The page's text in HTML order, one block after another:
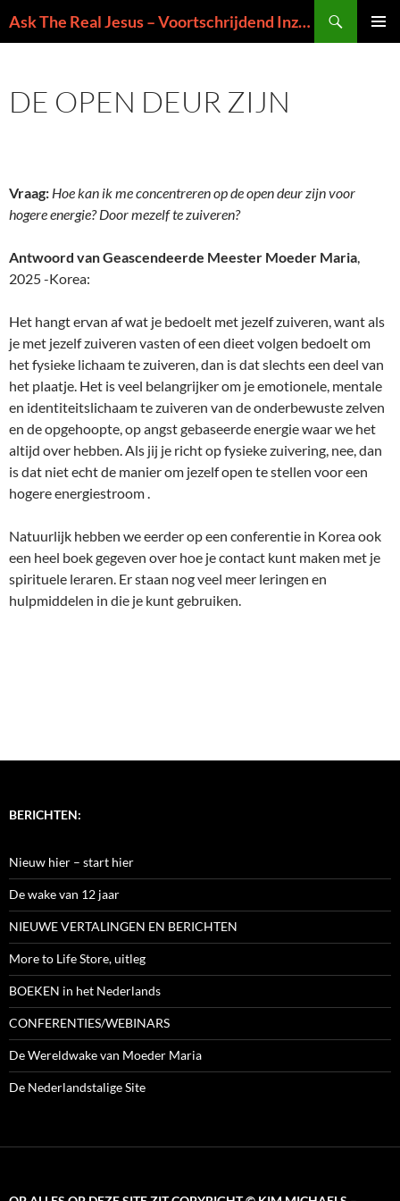
naar
Ask The Real Jesus – Voortschrijdend Inzicht in de Zin van het Leven
DE OPEN DEUR ZIJN
Vraag: Hoe kan ik me concentreren op de open deurzijnvoor
hogere energie? Door mezelf te zuiveren?
Antwoord van Geascendeerde Meester Moeder Maria,
2025 -Korea:
Het hangt ervan af wat je bedoelt met jezelf zuiveren, want als
je met jezelf zuiveren vasten of een dieet volgen bedoelt om
het fysieke lichaam te zuiveren, dan is dat slechts een deel van
het plaatje. Het is veel belangrijker om je emotionele, mentale
en identiteitslichaam te zuiveren van de onderbewuste zelven
en de opgehoopte, op angst gebaseerde energie waar we het
altijd over hebben. Als jij je richt op fysieke zuivering, nee, dan
is dat niet echt de manier om jezelf open te stellen voor een
hogere energiestroom .
Natuurlijk hebben we eerder op een conferentie in Korea ook
een heel boek gegeven over hoe je contact kunt maken met je
spirituele leraren. Er staan nog veel meer leringen en
hulpmiddelen in die je kunt gebruiken.
BERICHTEN:
Nieuw hier – start hier
De wake van 12 jaar
NIEUWE VERTALINGEN EN BERICHTEN
More to Life Store, uitleg
BOEKEN in het Nederlands
CONFERENTIES/WEBINARS
De Wereldwake van Moeder Maria
De Nederlandstalige Site